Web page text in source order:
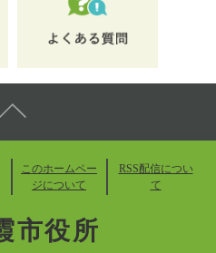
このホームペー
ジについて
RSS配信につい
て
市役所